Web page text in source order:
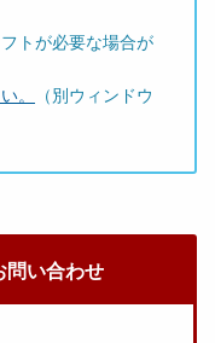
トが必要な場合が
。
（別ウィンドウ
問い合わせ